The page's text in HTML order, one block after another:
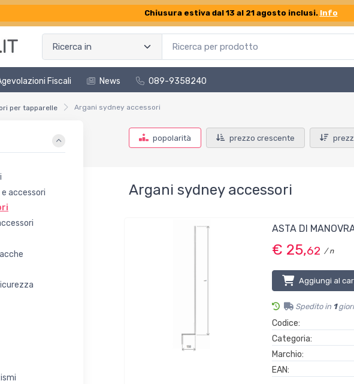
Chiusura estiva dal 13 al 21 agosto inclusi. Info
Fiscali News 089-9358240
per tapparelle Argani sydney accessori
accessori
popolarità prezzo crescente
Argani sydney accessori
ASTA DI
€ 25,62 / n
Aggiungi al
Spedito in 1
Codice:
Categoria:
Marchio:
EAN: